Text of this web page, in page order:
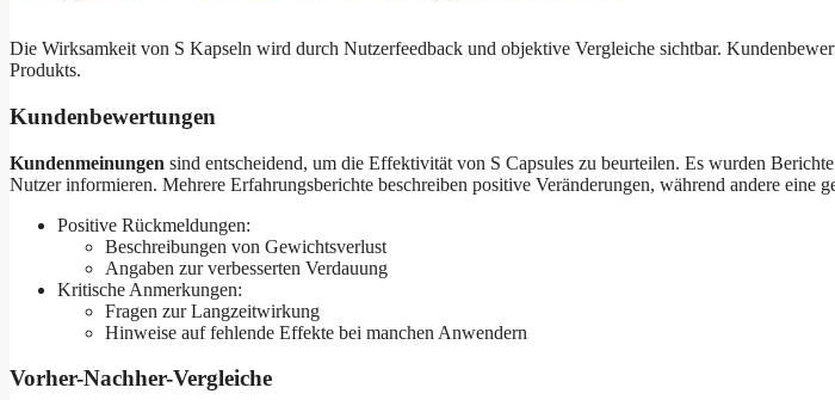
Die Wirksamkeit von S Kapseln wird durch Nutzerfeedback und objektive Vergleiche sichtbar.
Produkts.
Kundenbewertungen
Kundenmeinungen sind entscheidend, um die Effektivität von S Capsules zu beurteilen. Es wurden
Nutzer informieren. Mehrere Erfahrungsberichte beschreiben positive Veränderungen, während andere
Positive Rückmeldungen:
Beschreibungen von Gewichtsverlust
Angaben zur verbesserten Verdauung
Kritische Anmerkungen:
Fragen zur Langzeitwirkung
Hinweise auf fehlende Effekte bei manchen Anwendern
Vorher-Nachher-Vergleiche